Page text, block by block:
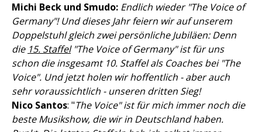
Michi Beck und Smudo: Endlich wieder "The Voice of
Germany"! Und dieses Jahr feiern wir auf unserem
Doppelstuhl gleich zwei persönliche Jubiläen: Denn
die 15. Staffel"The Voice of Germany" ist für uns
schon die insgesamt 10. Staffel als Coaches bei "The
Voice". Und jetzt holen wir hoffentlich - aber auch
sehr voraussichtlich - unseren dritten Sieg!
Nico Santos: "The Voice" ist für mich immer noch die
beste Musikshow, die wir in Deutschland haben.